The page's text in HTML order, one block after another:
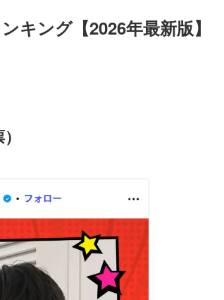
キング【2026年最新版】